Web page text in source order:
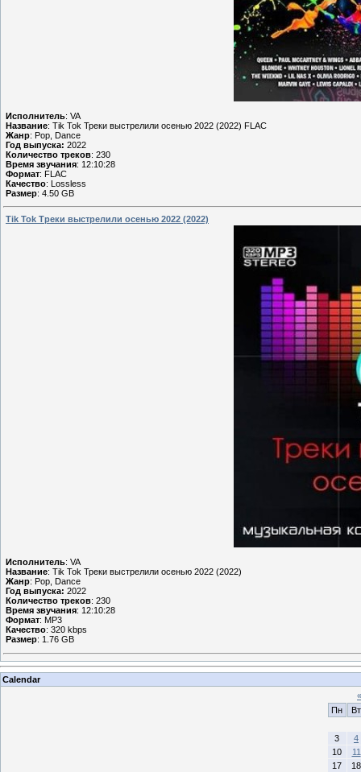
Исполнитель: VA
Название: Tik Tok Треки выстрелили осенью 2022 (2022) FLAC
Жанр: Pop, Dance
Год выпуска: 2022
Количество треков: 230
Время звучания: 12:10:28
Формат: FLAC
Качество: Lossless
Размер: 4.50 GB
Tik Tok Треки выстрелили осенью 2022 (2022)
Исполнитель: VA
Название: Tik Tok Треки выстрелили осенью 2022 (2022)
Жанр: Pop, Dance
Год выпуска: 2022
Количество треков: 230
Время звучания: 12:10:28
Формат: MP3
Качество: 320 kbps
Размер: 1.76 GB
Calendar
«
Пн
Вт
3
4
10
11
17
18